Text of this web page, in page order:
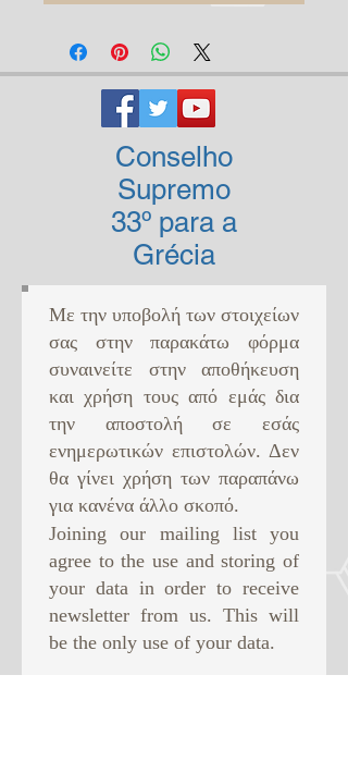
Conselho
Supremo
33º para a
Grécia
Με την υποβολή των στοιχείων
σας στην παρακάτω φόρμα
συναινείτε στην αποθήκευση
και χρήση τους από εμάς δια
την αποστολή σε εσάς
ενημερωτικών επιστολών. Δεν
θα γίνει χρήση των παραπάνω
για κανένα άλλο σκοπό. ​
Joining our mailing list you
agree to the use and storing of
your data in order to receive
newsletter from us. This will
be the only use of your data.